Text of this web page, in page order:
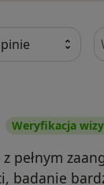
Weryfikacja
pełnym
badanie